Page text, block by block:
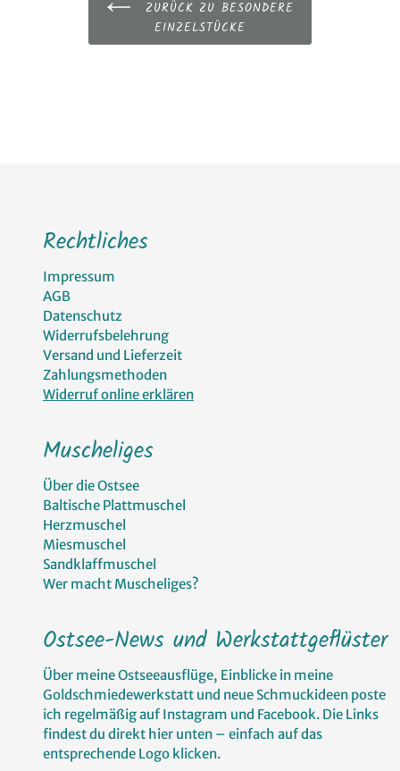
ZURÜCK ZU BESONDERE
EINZELSTÜCKE
Rechtliches
Impressum
AGB
Datenschutz
Widerrufsbelehrung
Versand und Lieferzeit
Zahlungsmethoden
Widerruf online erklären
Muscheliges
Über die Ostsee
Baltische Plattmuschel
Herzmuschel
Miesmuschel
Sandklaffmuschel
Wer macht Muscheliges?
Ostsee-News und Werkstattgeflüster
Über meine Ostseeausflüge, Einblicke in meine
Goldschmiedewerkstatt und neue Schmuckideen poste
ich regelmäßig auf Instagram und Facebook. Die Links
findest du direkt hier unten – einfach auf das
entsprechende Logo klicken.